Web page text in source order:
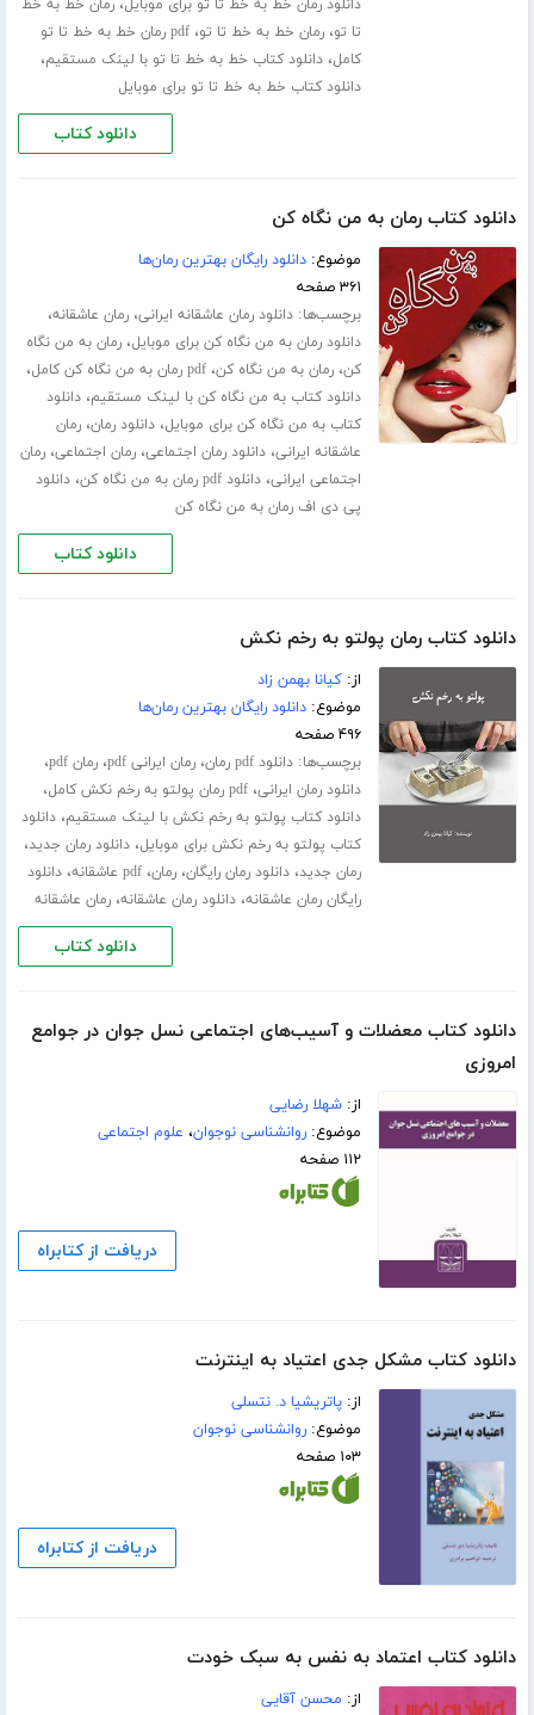
دانلود رمان خط به خط تا تو برای موبایل،رمان خط به خط
تا تو،رمان خط به خط تا تو،
pdf رمان خط به خط تا تو
کامل،دانلود کتاب خط به خط تا تو با لینک مستقیم،
دانلود کتاب خط به خط تا تو برای موبایل
دانلود کتاب
دانلود کتاب رمان به من نگاه کن
موضوع:دانلود رایگان بهترین رمان‌ها
۳۶۱ صفحه
برچسب‌ها:دانلود رمان عاشقانه ایرانی،رمان عاشقانه،
دانلود رمان به من نگاه کن برای موبایل،رمان به من نگاه
کن،رمان به من نگاه کن،pdf رمان به من نگاه کن کامل ،
دانلود کتاب به من نگاه کن با لینک مستقیم،دانلود
کتاب به من نگاه کن برای موبایل،دانلود رمان،رمان
عاشقانه ایرانی،دانلود رمان اجتماعی،رمان اجتماعی،رمان
اجتماعی ایرانی،دانلود pdf رمان به من نگاه کن ،دانلود
پی دی اف رمان به من نگاه کن
دانلود کتاب
دانلود کتاب رمان پولتو به رخم نکش
از:کیانا بهمن زاد
موضوع:دانلود رایگان بهترین رمان‌ها
۴۹۶ صفحه
برچسب‌ها:دانلود pdf رمان ،رمان ایرانی pdf ،رمان pdf ،
دانلود رمان ایرانی،pdf رمان پولتو به رخم نکش کامل ،
دانلود کتاب پولتو به رخم نکش با لینک مستقیم،دانلود
کتاب پولتو به رخم نکش برای موبایل،دانلود رمان جدید،
رمان جدید،دانلود رمان رایگان،رمان،pdf عاشقانه ،دانلود
رایگان رمان عاشقانه،دانلود رمان عاشقانه،رمان عاشقانه
دانلود کتاب
دانلود کتاب معضلات و آسیب‌های اجتماعی نسل جوان در جوامع
امروزی
از:شهلا رضایی
موضوع:روانشناسی نوجوان، علوم اجتماعی
۱۱۲ صفحه
دریافت از کتابراه
دانلود کتاب مشکل جدی اعتیاد به اینترنت
از:پاتریشیا د. نتسلی
موضوع:روانشناسی نوجوان
۱۰۳ صفحه
دریافت از کتابراه
دانلود کتاب اعتماد به نفس به سبک خودت
از: محسن آقایی